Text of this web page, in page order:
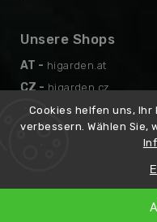
Cookies helfen uns, Ihr
verbessern. Wählen Sie,
Unsere Shops
AT - higarden.at
CZ - higarden.cz
EN - higarden.eu
PL - higarden.pl